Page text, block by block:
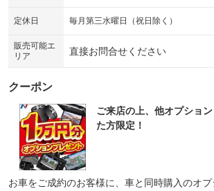
定休日 毎月第三水曜日（祝日除く）
販売可能エ
リア
直接お問合せください
クーポン
ご来店の上、他オプショ
た方限定！
お車をご成約のお客様に、車と同時購入のオプ